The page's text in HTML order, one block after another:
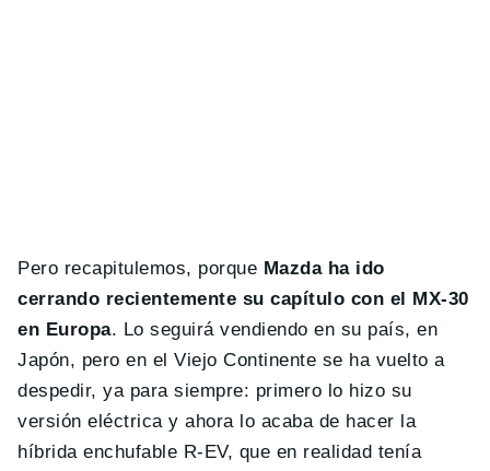
Pero recapitulemos, porque Mazda ha ido
cerrando recientemente su capítulo con el MX-30
en Europa. Lo seguirá vendiendo en su país, en
Japón, pero en el Viejo Continente se ha vuelto a
despedir, ya para siempre: primero lo hizo su
versión eléctrica y ahora lo acaba de hacer la
híbrida enchufable R-EV, que en realidad tenía